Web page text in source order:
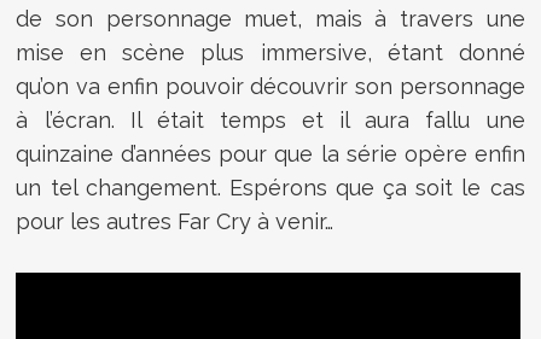
de son personnage muet, mais à travers une
mise en scène plus immersive, étant donné
qu’on va enfin pouvoir découvrir son personnage
à l’écran. Il était temps et il aura fallu une
quinzaine d’années pour que la série opère enfin
un tel changement. Espérons que ça soit le cas
pour les autres Far Cry à venir…